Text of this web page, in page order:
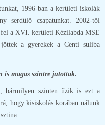
1996-ban a kerületi iskolák
serdülő csapatunkat. 2002-től
a XVI. kerületi Kézilabda MSE
a gyerekek a Centi suliba
is magas szintre jutottak.
bármilyen szinten űzik is ezt a
hogy kisiskolás korában nálunk